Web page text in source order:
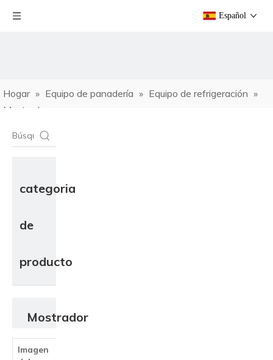
Español
Hogar » Equipo de panadería » Equipo de refrigeración »
Mostrador
categoria
de
producto
Mostrador
Imagen